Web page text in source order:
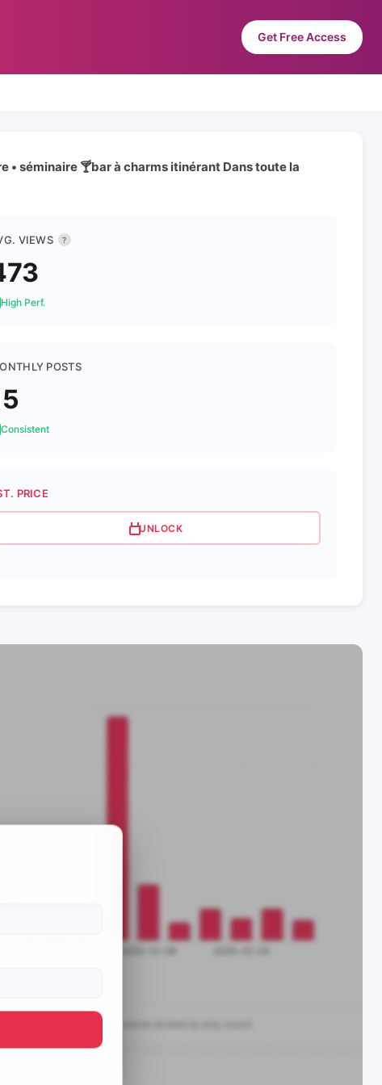
Get Free Access
• séminaire 🍸bar à charms itinérant Dans toute la
VIEWS ?
High Perf.
POSTS
Consistent
PRICE
UNLOCK